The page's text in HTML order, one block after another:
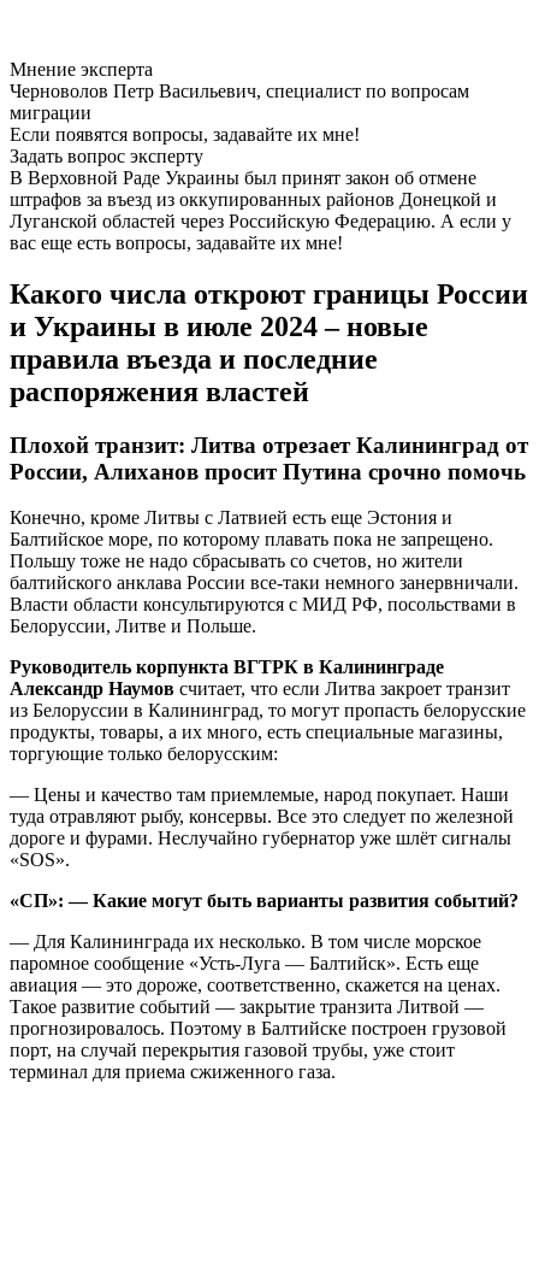
Мнение эксперта
Черноволов Петр Васильевич, специалист по вопросам
миграции
Если появятся вопросы, задавайте их мне!
Задать вопрос эксперту
В Верховной Раде Украины был принят закон об отмене
штрафов за въезд из оккупированных районов Донецкой и
Луганской областей через Российскую Федерацию. А если у
вас еще есть вопросы, задавайте их мне!
Какого числа откроют границы России
и Украины в июле 2024 – новые
правила въезда и последние
распоряжения властей
Плохой транзит: Литва отрезает Калининград от
России, Алиханов просит Путина срочно помочь
Конечно, кроме Литвы с Латвией есть еще Эстония и
Балтийское море, по которому плавать пока не запрещено.
Польшу тоже не надо сбрасывать со счетов, но жители
балтийского анклава России все-таки немного занервничали.
Власти области консультируются с МИД РФ, посольствами в
Белоруссии, Литве и Польше.
Руководитель корпункта ВГТРК в Калининграде
Александр Наумов считает, что если Литва закроет транзит
из Белоруссии в Калининград, то могут пропасть белорусские
продукты, товары, а их много, есть специальные магазины,
торгующие только белорусским:
— Цены и качество там приемлемые, народ покупает. Наши
туда отравляют рыбу, консервы. Все это следует по железной
дороге и фурами. Неслучайно губернатор уже шлёт сигналы
«SOS».
«СП»: — Какие могут быть варианты развития событий?
— Для Калининграда их несколько. В том числе морское
паромное сообщение «Усть-Луга — Балтийск». Есть еще
авиация — это дороже, соответственно, скажется на ценах.
Такое развитие событий — закрытие транзита Литвой —
прогнозировалось. Поэтому в Балтийске построен грузовой
порт, на случай перекрытия газовой трубы, уже стоит
терминал для приема сжиженного газа.